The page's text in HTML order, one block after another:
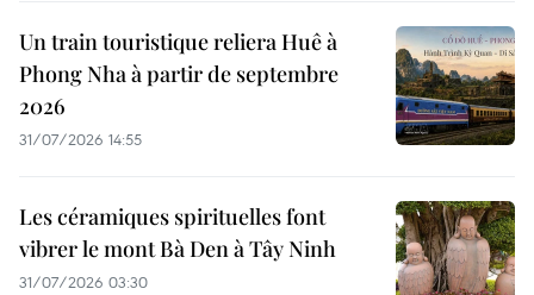
Un train touristique reliera Huê à
Phong Nha à partir de septembre
2026
31/07/2026 14:55
Les céramiques spirituelles font
vibrer le mont Bà Den à Tây Ninh
31/07/2026 03:30